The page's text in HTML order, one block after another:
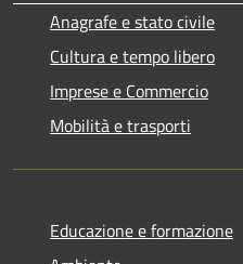
Anagrafe e stato civile
Cultura e tempo libero
Imprese e Commercio
Mobilità e trasporti
Educazione e formazione